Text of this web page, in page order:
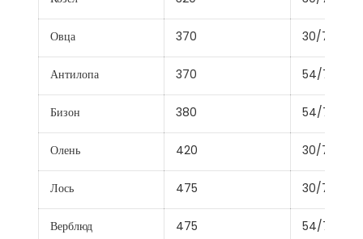
Овца 370 30/7/3.99
Антилопа 370 54/7/2.97
Бизон 380 54/7/3.00
Олень 420 30/7/4.27
Лось 475 30/7/4.50
Верблюд 475 54/7/3.35